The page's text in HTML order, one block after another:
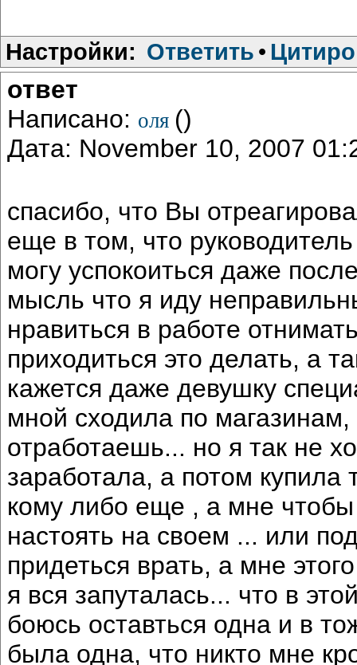
Настройки: Ответить •
ответ
Написано: оля ()
Дата: November 10, 2007
спасибо, что Вы
еще в том, что
могу успокоиться даже
мысль что я иду
нравиться в работе
приходиться это делать, а
кажется даже девушку
мной сходила по
отработаешь... но я так не
заработала, а потом купила
кому либо еще , а мне
настоять на своем ... или
придеться врать, а мне
я вся запуталась... что в
боюсь оставться одна и в
была одна, что никто мне